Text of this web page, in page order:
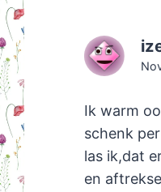
Ik warm
schenk
las ik,dat
en